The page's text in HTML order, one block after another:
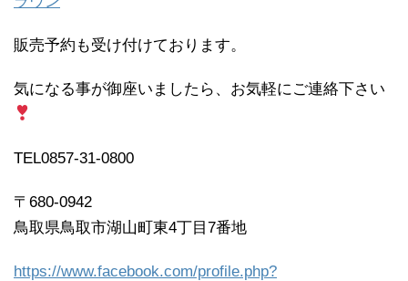
販売予約も受け付けております。
気になる事が御座いましたら、お気軽にご連絡下さい
TEL0857-31-0800
〒680-0942
鳥取県鳥取市湖山町東4丁目7番地
https://www.facebook.com/profile.php?